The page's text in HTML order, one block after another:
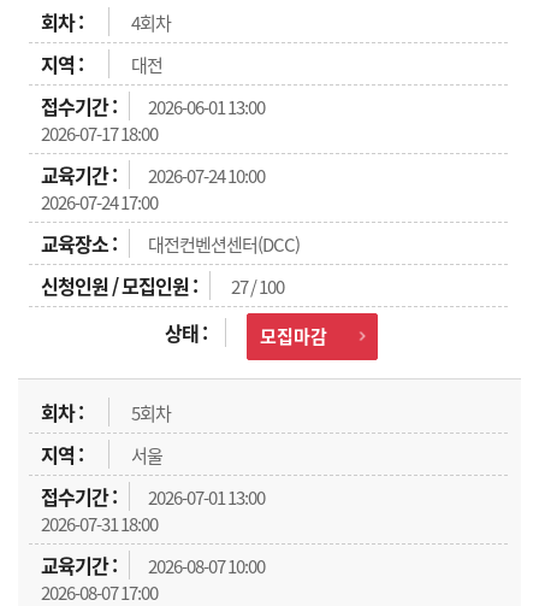
4회차
대전
2026-06-01 13:00
2026-07-17 18:00
2026-07-24 10:00
2026-07-24 17:00
대전컨벤션센터(DCC)
27 / 100
모집마감
5회차
서울
2026-07-01 13:00
2026-07-31 18:00
2026-08-07 10:00
2026-08-07 17:00